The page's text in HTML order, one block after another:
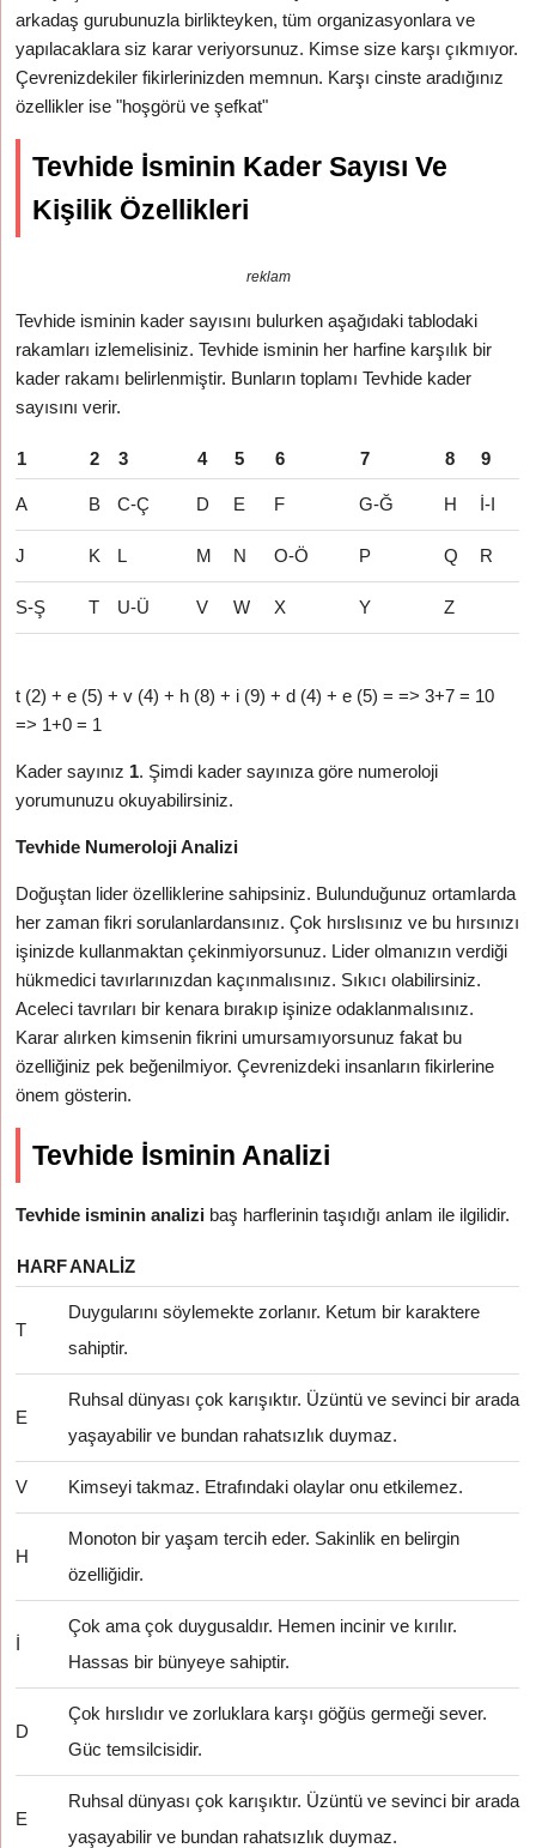
arkadaş gurubunuzla birlikteyken, tüm organizasyonlara ve
yapılacaklara siz karar veriyorsunuz. Kimse size karşı çıkmıyor.
Çevrenizdekiler fikirlerinizden memnun. Karşı cinste aradığınız
özellikler ise "hoşgörü ve şefkat"
Tevhide İsminin Kader Sayısı Ve
Kişilik Özellikleri
reklam
Tevhide isminin kader sayısını bulurken aşağıdaki tablodaki
rakamları izlemelisiniz. Tevhide isminin her harfine karşılık bir
kader rakamı belirlenmiştir. Bunların toplamı Tevhide kader
sayısını verir.
1 2 3 4 5 6 7 8 9
A B C-Ç D E F G-Ğ H İ-I
J K L M N O-Ö P Q R
S-Ş T U-Ü V W X Y Z
t (2) + e (5) + v (4) + h (8) + i (9) + d (4) + e (5) = => 3+7 = 10
=> 1+0 = 1
Kader sayınız 1. Şimdi kader sayınıza göre numeroloji
yorumunuzu okuyabilirsiniz.
Tevhide Numeroloji Analizi
Doğuştan lider özelliklerine sahipsiniz. Bulunduğunuz ortamlarda
her zaman fikri sorulanlardansınız. Çok hırslısınız ve bu hırsınızı
işinizde kullanmaktan çekinmiyorsunuz. Lider olmanızın verdiği
hükmedici tavırlarınızdan kaçınmalısınız. Sıkıcı olabilirsiniz.
Aceleci tavrıları bir kenara bırakıp işinize odaklanmalısınız.
Karar alırken kimsenin fikrini umursamıyorsunuz fakat bu
özelliğiniz pek beğenilmiyor. Çevrenizdeki insanların fikirlerine
önem gösterin.
Tevhide İsminin Analizi
Tevhide isminin analizi baş harflerinin taşıdığı anlam ile ilgilidir.
HARFANALIZ
T
Duygularını söylemekte zorlanır. Ketum bir karaktere
sahiptir.
E
Ruhsal dünyası çok karışıktır. Üzüntü ve sevinci bir arada
yaşayabilir ve bundan rahatsızlık duymaz.
V Kimseyi takmaz. Etrafındaki olaylar onu etkilemez.
H
Monoton bir yaşam tercih eder. Sakinlik en belirgin
özelliğidir.
İ
Çok ama çok duygusaldır. Hemen incinir ve kırılır.
Hassas bir bünyeye sahiptir.
D
Çok hırslıdır ve zorluklara karşı göğüs germeği sever.
Güc temsilcisidir.
E
Ruhsal dünyası çok karışıktır. Üzüntü ve sevinci bir arada
yaşayabilir ve bundan rahatsızlık duymaz.